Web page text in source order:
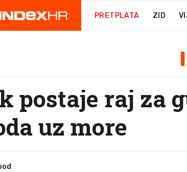
PRETPLATA ZID
postaje raj za
uz more